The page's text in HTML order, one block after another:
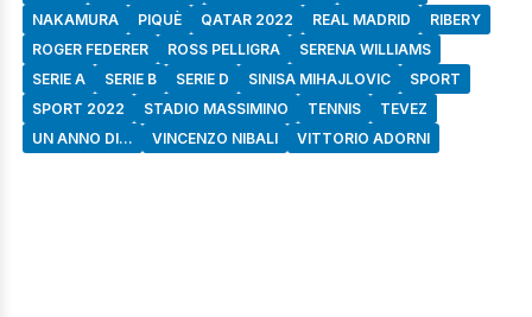
NAKAMURA
PIQUÈ QATAR 2022 REAL MADRID
RIBERY
ROGER FEDERER
ROSS PELLIGRA
SERENA WILLIAMS
SERIE A
SERIE B SERIE D SINISA MIHAJLOVIC
SPORT
SPORT 2022
STADIO MASSIMINO TENNIS
TEVEZ
UN ANNO DI...
VINCENZO NIBALI VITTORIO ADORNI